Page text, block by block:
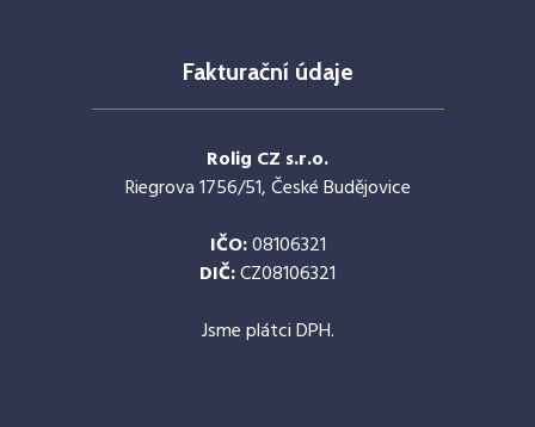
Fakturační údaje
Rolig CZ s.r.o.
Riegrova 1756/51, České Budějovice
IČO:08106321
DIČ:CZ08106321
Jsme plátci DPH.